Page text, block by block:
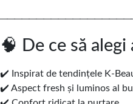
🧠 De ce să
✔️ Inspirat de tendințele K-
✔️ Aspect fresh și luminos al